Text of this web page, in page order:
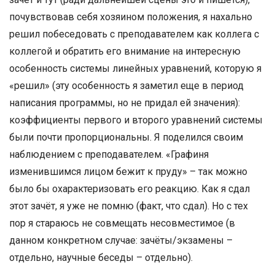
почувствовав себя хозяином положения, я нахально
решил побеседовать с преподавателем как коллега с
коллегой и обратить его внимание на интересную
особенность системы линейных уравнений, которую я
«решил» (эту особенность я заметил еще в период
написания программы, но не придал ей значения):
коэффициенты первого и второго уравнений системы
были почти пропорциональны. Я поделился своим
наблюдением с преподавателем. «Графиня
изменившимся лицом бежит к пруду» – так можно
было бы охарактеризовать его реакцию. Как я сдал
этот зачёт, я уже не помню (факт, что сдал). Но с тех
пор я стараюсь не совмещать несовместимое (в
данном конкретном случае: зачёты/экзамены –
отдельно, научные беседы – отдельно).